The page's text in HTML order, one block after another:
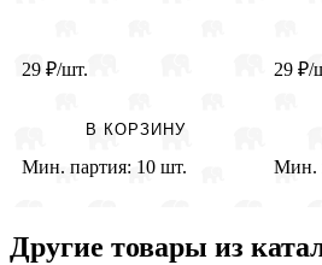
29 ₽/шт.
В КОРЗИНУ
Мин. партия: 10 шт.
29 ₽/
Мин.
Другие товары из